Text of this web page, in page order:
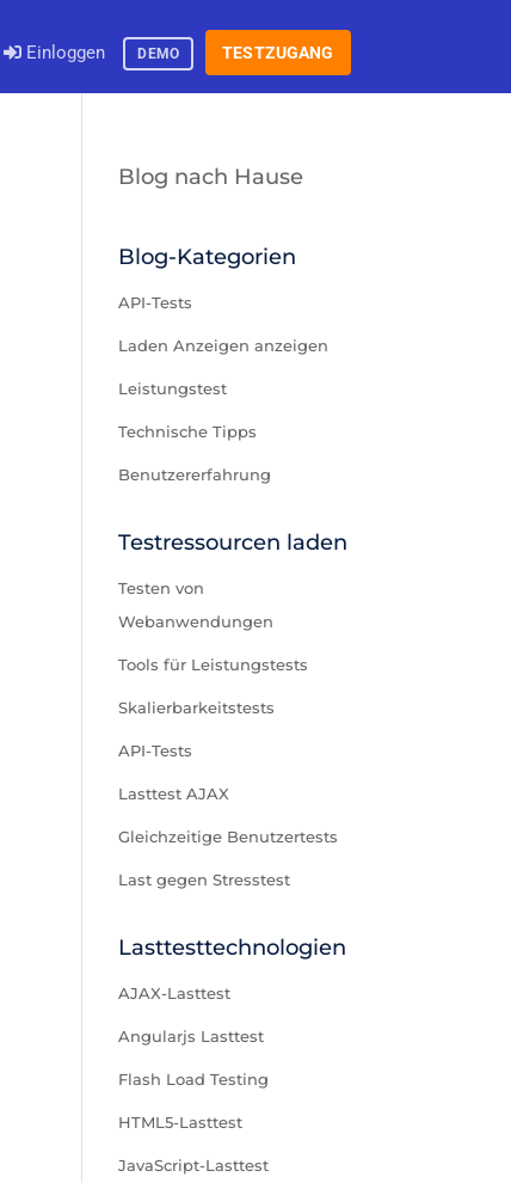
Einloggen DEMO TESTZUGANG
Blog nach Hause
Blog-Kategorien
API-Tests
Laden Anzeigen anzeigen
Leistungstest
Technische Tipps
Benutzererfahrung
Testressourcen laden
Testen von
Webanwendungen
Tools für Leistungstests
Skalierbarkeitstests
API-Tests
Lasttest AJAX
Gleichzeitige Benutzertests
Last gegen Stresstest
Lasttesttechnologien
AJAX-Lasttest
Angularjs Lasttest
Flash Load Testing
HTML5-Lasttest
JavaScript-Lasttest